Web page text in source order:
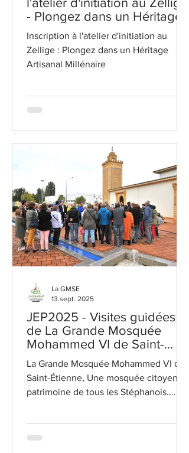
- Plongez dans un Héritage
Artisanal Millénaire
Inscription à l'atelier d'initiation au
Zellige : Plongez dans un Héritage
Artisanal Millénaire
JEP2025 - Visites guidées
de La Grande Mosquée
Mohammed VI de Saint-
Etienne
La Grande Mosquée Mohammed VI de
Saint-Étienne, Une mosquée citoyenne,
patrimoine de tous les Stéphanois.
La GMSE
13 sept. 2025